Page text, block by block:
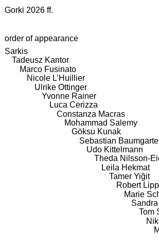
Gorki 2026 ff.
order of appearance
Sarkis
Tadeusz Kantor
Marco Fusinato
Nicole L’Huillier
Ulrike Ottinger
Yvonne Rainer
Luca Cerizza
Constanza Macras
Mohammad Salemy
Göksu Kunak
Sebastian
Udo Kittelmann
Theda Nilsson-
Leila Hekmat
Tamer Yiğit
Robert
Marie
Tom